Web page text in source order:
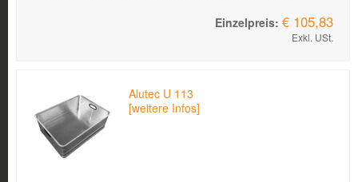
€ 105,83
Exkl. USt.
Alutec U 113
[weitere Infos]